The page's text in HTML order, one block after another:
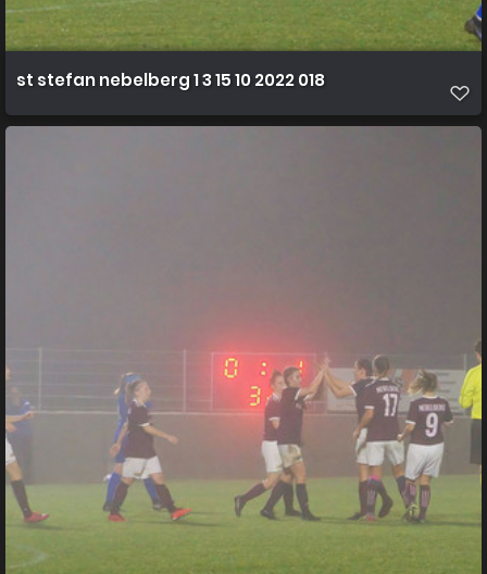
st stefan nebelberg 1 3 15 10 2022 018